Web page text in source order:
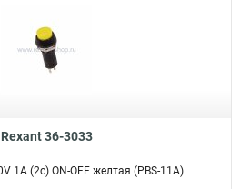
Rexant 36-3033
1А (2с) ON-OFF желтая (PBS-11А)